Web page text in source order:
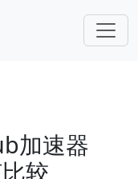
加速器
较